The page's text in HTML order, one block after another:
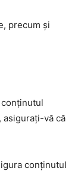
precum și
vă că
conținutul